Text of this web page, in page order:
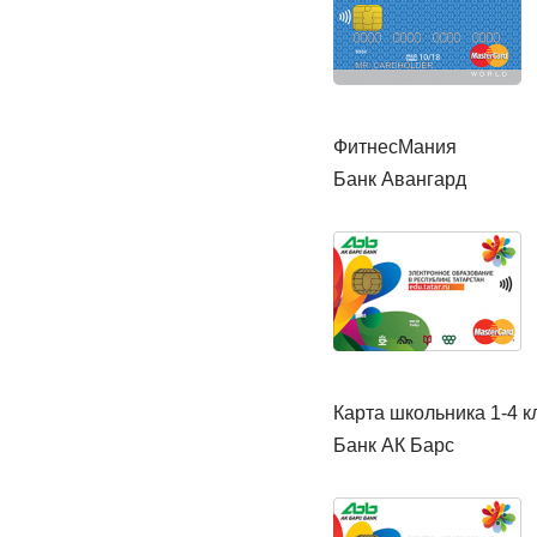
ФитнесМания
Банк Авангард
Карта школьника 1-4
Банк АК Барс